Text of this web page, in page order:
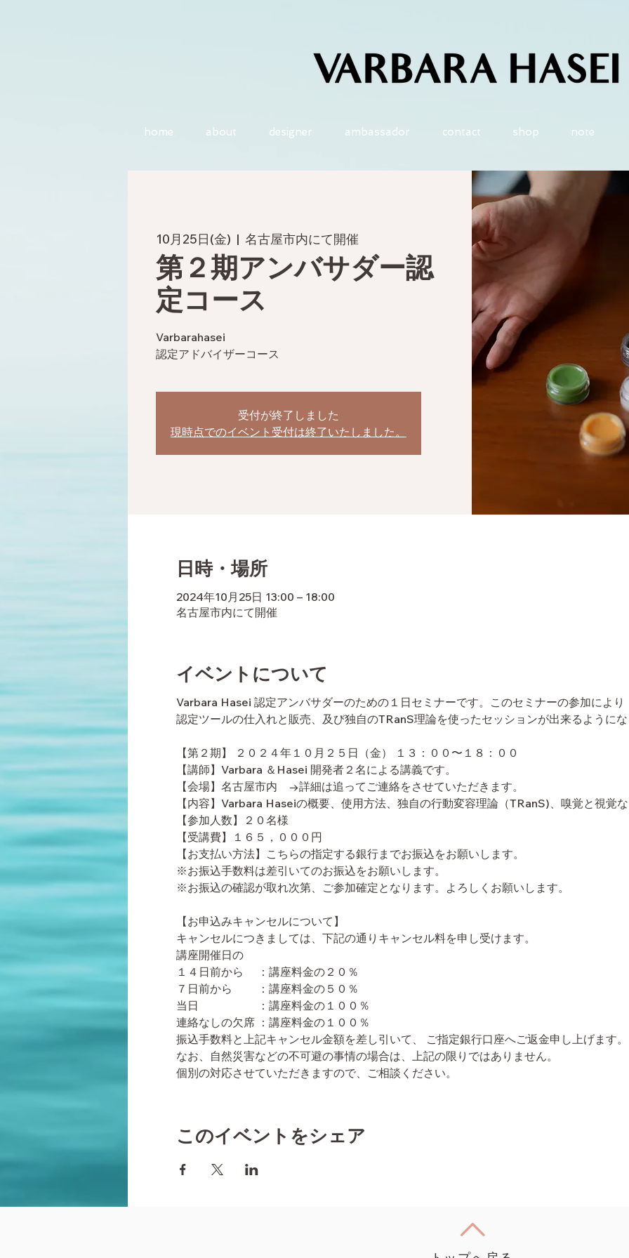
home about designer ambassador contact shop note
10月25日(金)
  |
名古屋市内にて開催
第２期アンバサダー認
定コース
Varbarahasei
認定アドバイザーコース
受付が終了しました
現時点でのイベント受付は終了いたしました。
日時・場所
2024年10月25日 13:00 – 18:00
名古屋市内にて開催
イベントについて
Varbara Hasei 認定アンバサダーのための１日セミナーです。このセミナーの参加により
認定ツールの仕入れと販売、及び独自のTRanS理論を使ったセッションが出来るように
【第２期】 ２０２４年１０月２５日（金） １３：００〜１８：００
【講師】Varbara ＆Hasei 開発者２名による講義です。
【会場】名古屋市内 →詳細は追ってご連絡をさせていただきます。
【内容】Varbara Haseiの概要、使用方法、独自の行動変容理論（TRanS)、嗅覚と視覚
【参加人数】２０名様
【受講費】１６５，０００円
【お支払い方法】こちらの指定する銀行までお振込をお願いします。
※お振込手数料は差引いてのお振込をお願いします。
※お振込の確認が取れ次第、ご参加確定となります。よろしくお願いします。
【お申込みキャンセルについて】
キャンセルにつきましては、下記の通りキャンセル料を申し受けます。
講座開催日の
１４日前から ：講座料金の２０％
７日前から ：講座料金の５０％
当日 ：講座料金の１００％
連絡なしの欠席 ：講座料金の１００％
振込手数料と上記キャンセル金額を差し引いて、 ご指定銀行口座へご返金申し上げます
なお、自然災害などの不可避の事情の場合は、上記の限りではありません。
個別の対応させていただきますので、ご相談ください。
このイベントをシェア